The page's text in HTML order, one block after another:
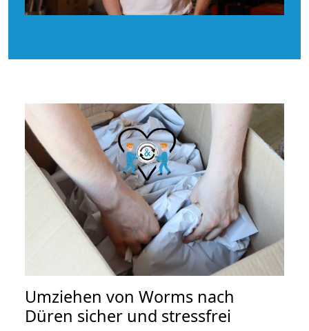
Umziehen von Worms nach
Düren sicher und stressfrei